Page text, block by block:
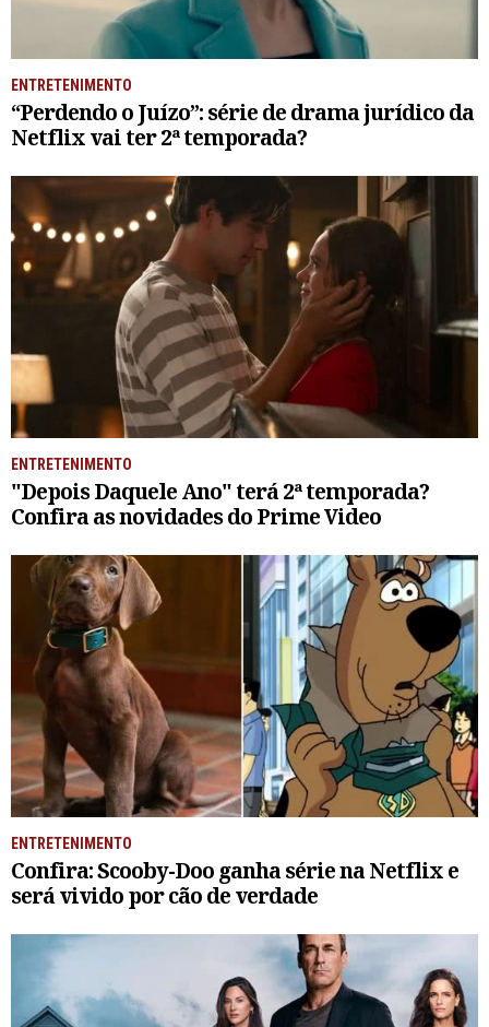
ENTRETENIMENTO
“Perdendo o Juízo”: série de drama jurídico da
Netflix vai ter 2ª temporada?
ENTRETENIMENTO
"Depois Daquele Ano" terá 2ª temporada?
Confira as novidades do Prime Video
ENTRETENIMENTO
Confira: Scooby-Doo ganha série na Netflix e
será vivido por cão de verdade